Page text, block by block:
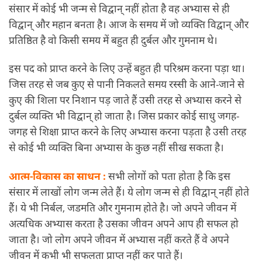
संसार में कोई भी जन्म से विद्वान् नहीं होता है वह अभ्यास से ही
विद्वान् और महान बनता है। आज के समय में जो व्यक्ति विद्वान् और
प्रतिष्ठित है वो किसी समय में बहुत ही दुर्बल और गुमनाम थे।
इस पद को प्राप्त करने के लिए उन्हें बहुत ही परिश्रम करना पड़ा था।
जिस तरह से जब कुए से पानी निकलते समय रस्सी के आने-जाने से
कुए की शिला पर निशान पड़ जाते हैं उसी तरह से अभ्यास करने से
दुर्बल व्यक्ति भी विद्वान् हो जाता है। जिस प्रकार कोई साधु जगह-
जगह से शिक्षा प्राप्त करने के लिए अभ्यास करना पड़ता है उसी तरह
से कोई भी व्यक्ति बिना अभ्यास के कुछ नहीं सीख सकता है।
आत्म-विकास का साधन : सभी लोगों को पता होता है कि इस
संसार में लाखों लोग जन्म लेते हैं। ये लोग जन्म से ही विद्वान् नहीं होते
हैं। ये भी निर्बल, जडमति और गुमनाम होते है। जो अपने जीवन में
अत्यधिक अभ्यास करता है उसका जीवन अपने आप ही सफल हो
जाता है। जो लोग अपने जीवन में अभ्यास नहीं करते हैं वे अपने
जीवन में कभी भी सफलता प्राप्त नहीं कर पाते हैं।